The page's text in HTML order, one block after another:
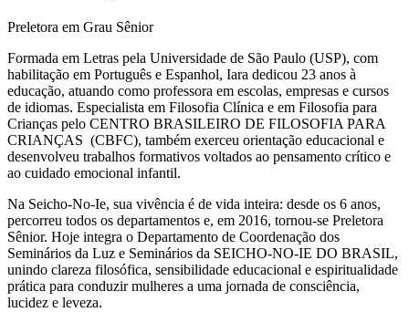
Preletora em Grau Sênior
Formada em Letras pela Universidade de São Paulo (USP), com
habilitação em Português e Espanhol, Iara dedicou 23 anos à
educação, atuando como professora em escolas, empresas e cursos
de idiomas. Especialista em Filosofia Clínica e em Filosofia para
Crianças pelo CENTRO BRASILEIRO DE FILOSOFIA PARA
CRIANÇAS (CBFC), também exerceu orientação educacional e
desenvolveu trabalhos formativos voltados ao pensamento crítico e
ao cuidado emocional infantil.
Na Seicho-No-Ie, sua vivência é de vida inteira: desde os 6 anos,
percorreu todos os departamentos e, em 2016, tornou-se Preletora
Sênior. Hoje integra o Departamento de Coordenação dos
Seminários da Luz e Seminários da SEICHO-NO-IE DO BRASIL,
unindo clareza filosófica, sensibilidade educacional e espiritualidade
prática para conduzir mulheres a uma jornada de consciência,
lucidez e leveza.